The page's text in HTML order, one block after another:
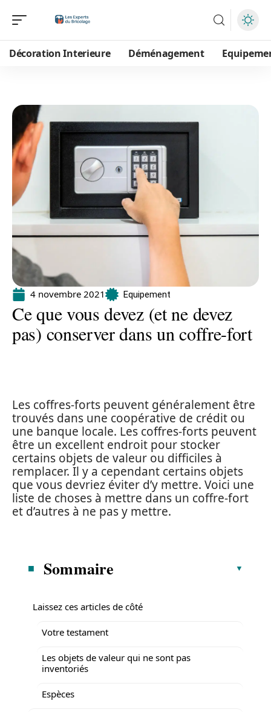
Décoration Interieure Déménagement
4 novembre 2021 Equipement
Ce que vous devez (et ne devez
pas) conserver dans un coffre-fort
Les coffres-forts peuvent généralement être
trouvés dans une coopérative de crédit ou
une banque locale. Les coffres-forts peuvent
être un excellent endroit pour stocker
certains objets de valeur ou difficiles à
remplacer. Il y a cependant certains objets
que vous devriez éviter d’y mettre. Voici une
liste de choses à mettre dans un coffre-fort
et d’autres à ne pas y mettre.
Sommaire
Laissez ces articles de côté
Votre testament
Les objets de valeur qui ne sont pas
inventoriés
Espèces